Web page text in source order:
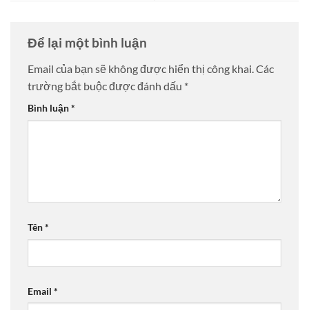
Để lại một bình luận
Email của bạn sẽ không được hiển thị công khai.Các
trường bắt buộc được đánh dấu *
Bình luận*
Tên*
Email *